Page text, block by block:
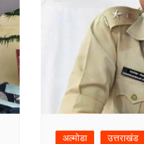
अल्मोडा उत्तराखंड